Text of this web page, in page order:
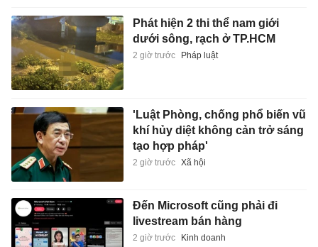
Phát hiện 2 thi thể nam giới
dưới sông, rạch ở TP.HCM
2 giờ trước Pháp luật
'Luật Phòng, chống phổ biến vũ
khí hủy diệt không cản trở sáng
tạo hợp pháp'
2 giờ trước Xã hội
Đến Microsoft cũng phải đi
livestream bán hàng
2 giờ trước Kinh doanh